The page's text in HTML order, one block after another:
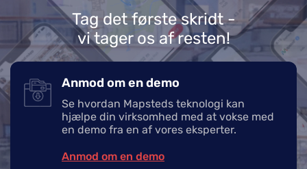
Tag det første skridt -
vi tager os af resten!
Anmod om en demo
Se hvordan Mapsteds teknologi kan
hjælpe din virksomhed med at vokse med
en demo fra en af vores eksperter.
Anmod om en demo